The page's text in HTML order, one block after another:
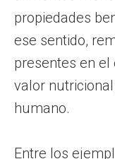
propiedades
ese sentido,
presentes en el
valor
humano.
Entre los